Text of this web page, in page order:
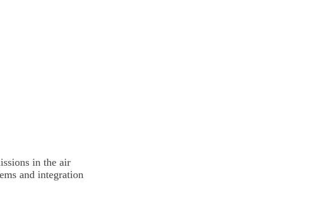
in the air
and integration